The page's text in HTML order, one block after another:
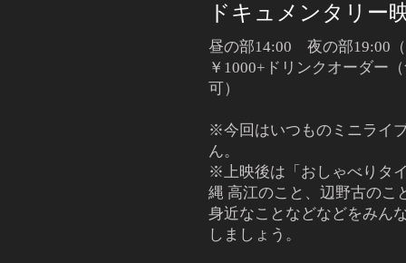
ドキュメンタリー
昼の部14:00 夜の部19:00
￥1000+ドリンクオーダー
可）
※今回はいつものミニライ
ん。
※上映後は「おしゃべりタ
縄 高江のこと、辺野古のこ
身近なことなどなどをみん
しましょう。